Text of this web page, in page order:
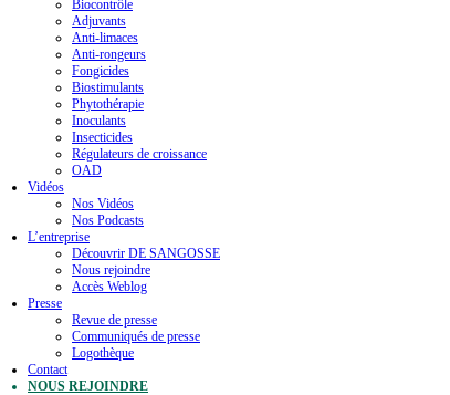
Biocontrôle
Adjuvants
Anti-limaces
Anti-rongeurs
Fongicides
Biostimulants
Phytothérapie
Inoculants
Insecticides
Régulateurs de croissance
OAD
Vidéos
Nos Vidéos
Nos Podcasts
L’entreprise
Découvrir DE SANGOSSE
Nous rejoindre
Accès Weblog
Presse
Revue de presse
Communiqués de presse
Logothèque
Contact
NOUS REJOINDRE